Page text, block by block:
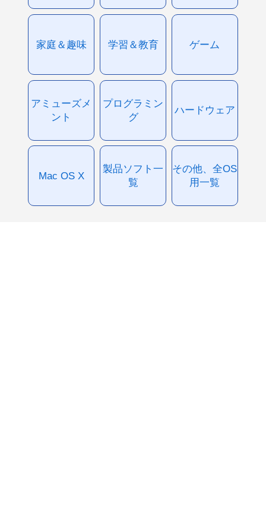
家庭＆趣味 学習＆教育 ゲーム
アミューズメ
ント
プログラミン
グ
ハードウェア
Mac OS X
製品ソフト一
覧
その他、全OS
用一覧